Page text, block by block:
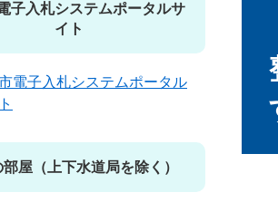
子入札システムポータルサ
イト
市電子入札システムポータル
屋（上下水道局を除く）